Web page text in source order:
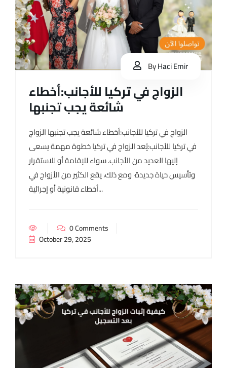
ByHaci Emir
الزواج في تركيا للأجانب:أخطاء
شائعة يجب تجنبها
الزواج في تركيا للأجانب:أخطاء شائعة يجب تجنبها الزواج
في تركيا للأجانب:يُعد الزواج في تركيا خطوة مهمة يسعى
إليها العديد من الأجانب. سواء للإقامة أو للاستقرار
وتأسيس حياة جديدة· ومع ذلك، يقع الكثير من الأزواج في
أخطاء قانونية أو إجرائية...
0 Comments
October 29, 2025